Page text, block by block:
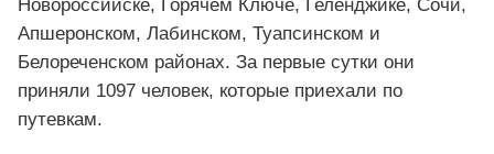
Новороссийске, Горячем Ключе, Геленджике, Сочи,
Апшеронском, Лабинском, Туапсинском и
Белореченском районах. За первые сутки они
приняли 1097 человек, которые приехали по
путевкам.